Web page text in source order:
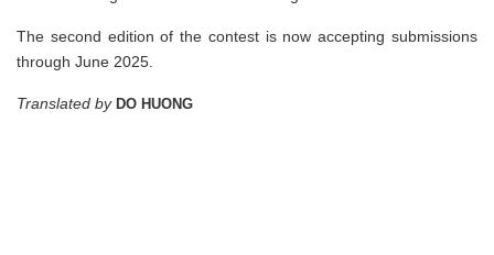
The second edition of the contest is now accepting submissions
through June 2025.
Translated by DO HUONG